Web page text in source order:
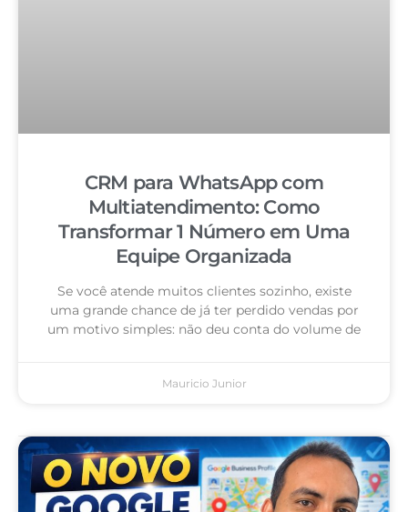
CRM para WhatsApp com
Multiatendimento: Como
Transformar 1 Número em Uma
Equipe Organizada
Se você atende muitos clientes sozinho, existe
uma grande chance de já ter perdido vendas por
um motivo simples: não deu conta do volume de
Mauricio Junior